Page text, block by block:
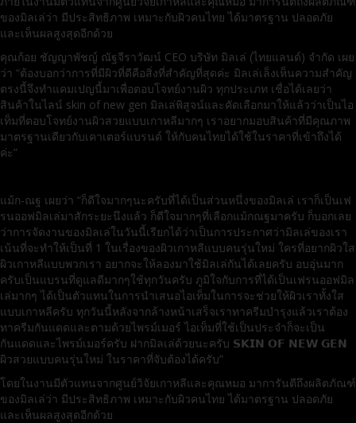
ของมิลเล่ว่า มีประสิทธิภาพ เหมาะกับผิวคนไทย ได้มาตรฐาน ปลอดภัย
และเห็นผลสูงสุดอีกด้วย
คุณก้อย ชัญญาพัชญ์ ณัฐจีราวัฒน์ CEO บริษัท มิลเล่ (ไทยแลนด์) จำกัด เผย
ว่า “ต้องบอกว่าการที่มีผิวที่ดีคือสิ่งที่สำคัญที่สุดค่ะ มิลเล่เล็งเห็นความสำคัญ
ตรงนี้จึงทำแคมเปญนี้มาเพื่อตอบโจทย์งานผิว ทุกประเภท เชื่อได้เลยว่า
สินค้าในไลน์ skin of new gen มิลเล่พิสูจน์และคัดเลือกมาให้แล้วว่าเป็นไอ
เท็มที่ตอบโจทย์งานผิวสวยแบบเกาหลีมากๆ เราอยากมอบสินค้าที่มีคุณภาพ
มาตรฐานเดียวกับเคาเตอร์แบรนด์ ให้กับคนไทยได้ใช้ในราคาที่เข้าถึงได้
ค่ะ”
แม้ก-ณฐ เผยว่า “ก็ดีใจมากๆนะครับที่ได้เป็นส่วนหนึ่งของมิลเล่ เราก็เป็นเฟ
รนออฟมิลเล่มาสักระยะนึงแล้ว ก็ดีใจมากๆที่เลือกแม้กณฐมาครับ ก็บอกเลย
ว่าการจัดงานของมิลเล่ในวันนี้เรียกได้ว่าเป็นการประกาศว่ามิลเล่ของเรา
เน้นที่จะทำให้เป็นที่ 1 ในเรื่องของผิวเกาหลีแบบคนรุ่นใหม่ ใครที่อยากผิวใส
ผิวเกาหลีแบบพวกเรา อยากจะให้ลองมาใช้มิลเล่กันได้เลยครับ อบอุ่นมาก
ครับเป็นแบรนที่ดูแลดีมากๆใช้ทุกวันครับ ภูมิใจกับการที่ได้เป็นเฟรนออฟมิล
เล่มากๆ ได้เป็นตัวแทนในการนำเสนอไอเท็มในการจะช่วยให้ผิวเราทั้งใส
แบบเกาหลีครับ ทุกวันนี้หลังจากล้างหน้าเสร็จเราทาครีมบำรุงแล้วเราต้อง
ทาครีมกันแดดและตามด้วยไพรม์เมอร์ ไอเท็มที่ใช้เป็นประจำก็จะเป็น
กันแดดและไพรม์เมอร์ครับ ฝากมิลเล่ด้วยนะครับ 𝗦𝗞𝗜𝗡 𝗢𝗙 𝗡𝗘𝗪 𝗚𝗘𝗡
ผิวสวยแบบคนรุ่นใหม่ ในราคาที่จับต้องได้ครับ”
โดยในงานมีตัวแทนจากศูนย์วิจัยเกาหลีและคุณหมอ มาการันตีถึงผลิตภัณฑ์
ของมิลเล่ว่า มีประสิทธิภาพ เหมาะกับผิวคนไทย ได้มาตรฐาน ปลอดภัย
และเห็นผลสูงสุดอีกด้วย